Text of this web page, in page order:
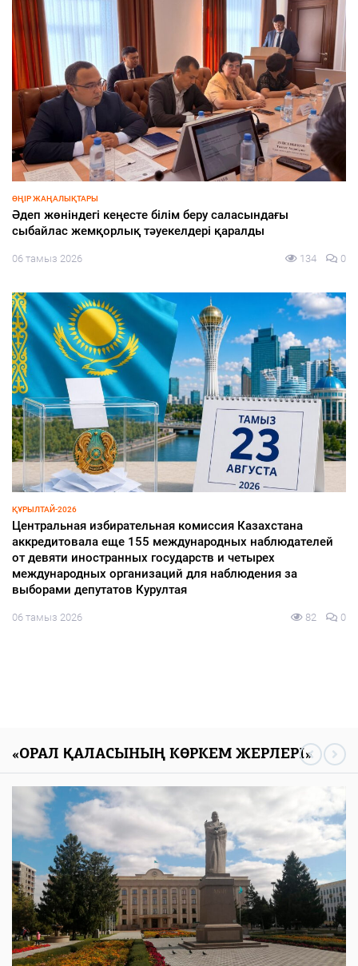
134
наблюдателей
за
82
Бітімге бастайтын бейбіт диалог
ҚАЛАЛЫҚТАР ҚАПЕРІНЕ
бақылауда
06 тамыз 2026
«ОРАЛ ҚАЛАСЫНЫҢ КӨРКЕМ ЖЕРЛЕРІ»